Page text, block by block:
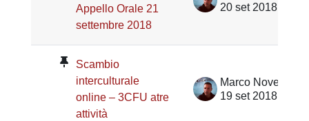
Appello Orale 21
settembre 2018
20 set 2018
Scambio
interculturale
online – 3CFU atre
attività
Marco Noventa
19 set 2018